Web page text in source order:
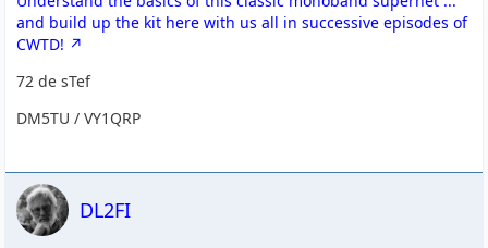
and build up the kit here with us all in successive episodes of
CWTD!
72 de sTef
DM5TU / VY1QRP
DL2FI